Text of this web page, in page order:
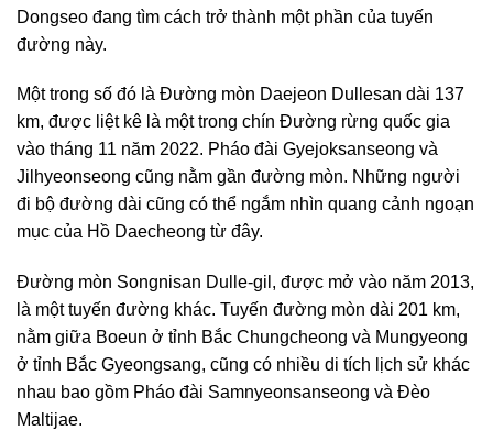
Dongseo đang tìm cách trở thành một phần của tuyến
đường này.
Một trong số đó là Đường mòn Daejeon Dullesan dài 137
km, được liệt kê là một trong chín Đường rừng quốc gia
vào tháng 11 năm 2022. Pháo đài Gyejoksanseong và
Jilhyeonseong cũng nằm gần đường mòn. Những người
đi bộ đường dài cũng có thể ngắm nhìn quang cảnh ngoạn
mục của Hồ Daecheong từ đây.
Đường mòn Songnisan Dulle-gil, được mở vào năm 2013,
là một tuyến đường khác. Tuyến đường mòn dài 201 km,
nằm giữa Boeun ở tỉnh Bắc Chungcheong và Mungyeong
ở tỉnh Bắc Gyeongsang, cũng có nhiều di tích lịch sử khác
nhau bao gồm Pháo đài Samnyeonsanseong và Đèo
Maltijae.